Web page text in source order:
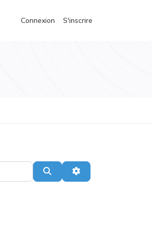
Connexion S'inscrire
RechercheAdvanced Filters